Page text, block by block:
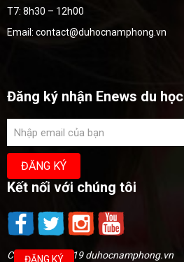
T7: 8h30 – 12h00
Email: contact@duhocnamphong.vn
Đăng ký nhận Enews du học
Kết nối với chúng tôi
Copyright @2019 duhocnamphong.vn
ĐĂNG KÝ